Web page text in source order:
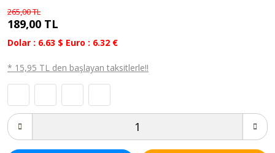
265,00 TL
189,00 TL
Dolar : 6.63 $ Euro : 6.32 €
* 15,95 TL den başlayan taksitlerle!!